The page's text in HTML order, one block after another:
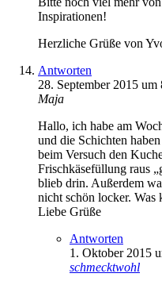
Inspirationen!
Herzliche Grüße von
Antworten
28. September 2015
Maja
Hallo, ich habe am
und die Schichten
beim Versuch den
Frischkäsefüllung raus
blieb drin. Außerdem
nicht schön locker. Was
Liebe Grüße
Antworten
1. Oktober 2015
schmecktwohl